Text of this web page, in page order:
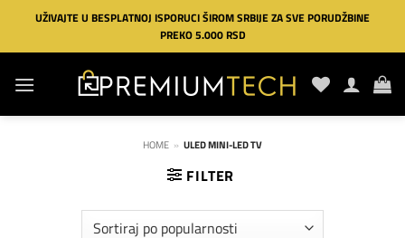
Preskoči
sadržaj
UŽIVAJTE U BESPLATNOJ ISPORUCI ŠIROM SRBIJE ZA SVE PORUDŽBINE
PREKO 5.000 RSD
HOME » ULED MINI-LED TV
FILTER